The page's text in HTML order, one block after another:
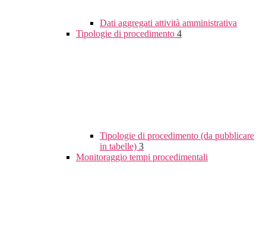
Dati aggregati attività amministrativa
Tipologie di procedimento 4
Tipologie di procedimento (da pubblicare
in tabelle) 3
Monitoraggio tempi procedimentali